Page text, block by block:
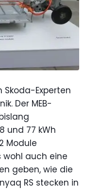
Skoda-Experten
Der MEB-
und 77 kWh
Module
wohl auch eine
geben, wie die
RS stecken in